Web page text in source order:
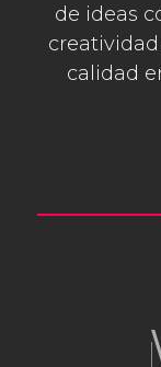
de ideas
calidad